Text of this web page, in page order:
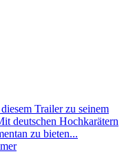
Trailer zu seinem
deutschen Hochkarätern
zu bieten...